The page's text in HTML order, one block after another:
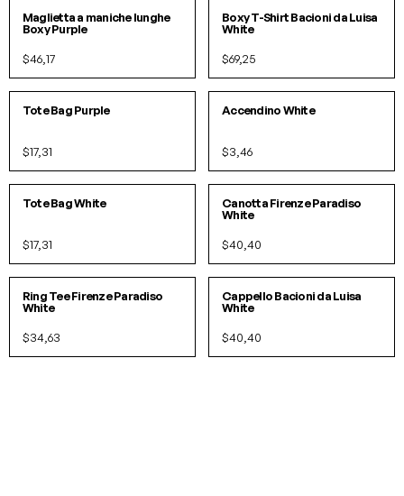
Maglietta a maniche lunghe
Boxy Purple
$46,17
Boxy T-Shirt Bacioni da Luisa
White
$69,25
Tote Bag Purple
$17,31
Accendino White
$3,46
Tote Bag White
$17,31
Canotta Firenze Paradiso
White
$40,40
SML
Ring Tee Firenze Paradiso
White
$34,63
O/S
Cappello Bacioni da Luisa
White
$40,40